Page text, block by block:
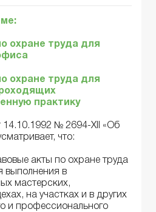
охране труда для
охране труда для
практику
14.10.1992 № 2694-XII «Об
что:
акты по охране труда
выполнения в
мастерских,
на участках и в других
и профессионального